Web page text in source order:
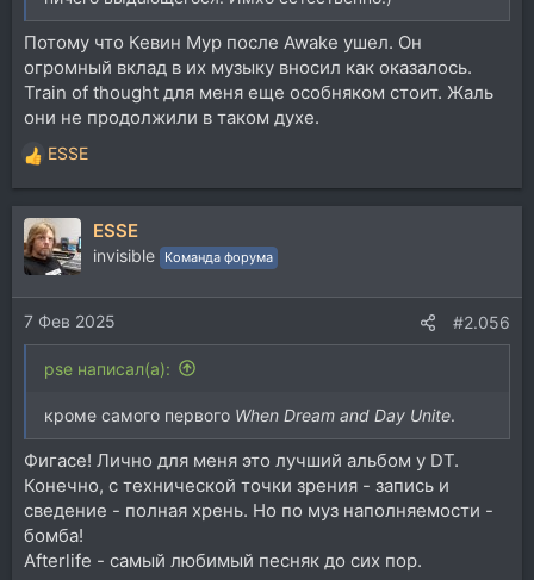
Потому что Кевин Мур после Awake ушел. Он
огромный вклад в их музыку вносил как оказалось.
Train of thought для меня еще особняком стоит. Жаль
они не продолжили в таком духе.
Р
е
а
к
ц
и
и
:
ESSE
ESSE
invisible Команда форума
7 Фев 2025 #2.056
pse написал(а):
кроме самого первого When Dream and Day Unite.
Фигасе! Лично для меня это лучший альбом у DT.
Конечно, с технической точки зрения - запись и
сведение - полная хрень. Но по муз наполняемости -
бомба!
Afterlife - самый любимый песняк до сих пор.